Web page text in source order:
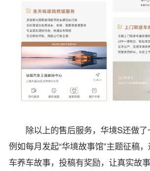
除以上的售后服务，华境S还做了
例如每月发起“华境故事馆”主题征稿
车养车故事，投稿有奖励，让真实故